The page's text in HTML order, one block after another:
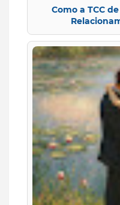
Como a TCC